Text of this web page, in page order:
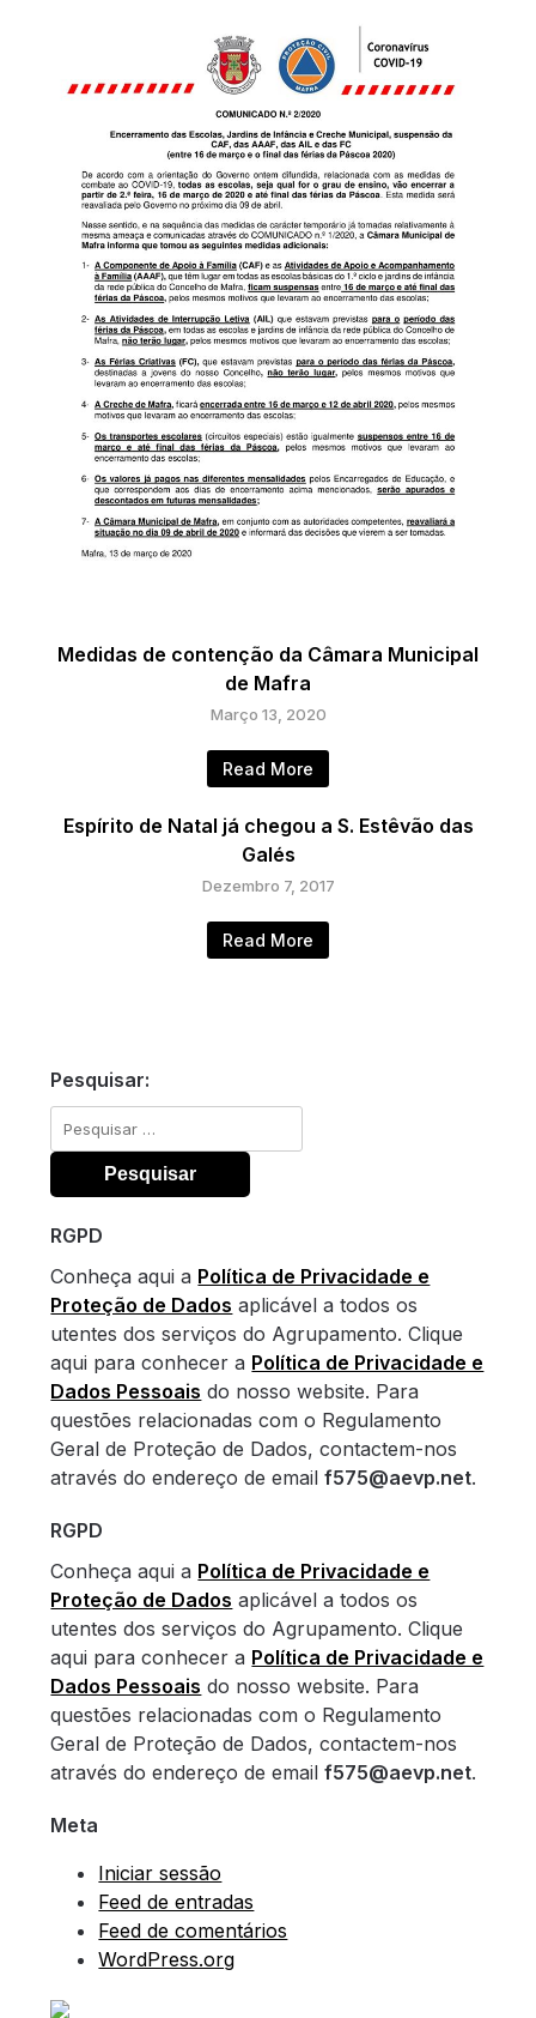
Medidas de contenção da Câmara Municipal
de Mafra
Março 13, 2020
Read More
Espírito de Natal já chegou a S. Estêvão das
Galés
Dezembro 7, 2017
Read More
Pesquisar:
Pesquisar
por:
RGPD
Conheça aqui a Política de Privacidade e
Proteção de Dados aplicável a todos os
utentes dos serviços do Agrupamento. Clique
aqui para conhecer a Política de Privacidade e
Dados Pessoais do nosso website. Para
questões relacionadas com o Regulamento
Geral de Proteção de Dados, contactem-nos
através do endereço de emailf575@aevp.net.
RGPD
Conheça aqui a Política de Privacidade e
Proteção de Dados aplicável a todos os
utentes dos serviços do Agrupamento. Clique
aqui para conhecer a Política de Privacidade e
Dados Pessoais do nosso website. Para
questões relacionadas com o Regulamento
Geral de Proteção de Dados, contactem-nos
através do endereço de emailf575@aevp.net.
Meta
Iniciar sessão
Feed de entradas
Feed de comentários
WordPress.org